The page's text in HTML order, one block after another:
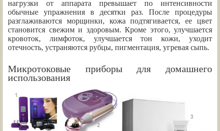
нагрузки от аппарата превышает по интенсивности
обычные упражнения в десятки раз. После процедуры
разглаживаются морщинки, кожа подтягивается, ее цвет
становится свежим и здоровым. Кроме этого, улучшается
кровоток, лимфоток, улучшается тон кожи, уходит
отечность, устраняются рубцы, пигментация, угревая сыпь.
Микротоковые приборы для домашнего
использования